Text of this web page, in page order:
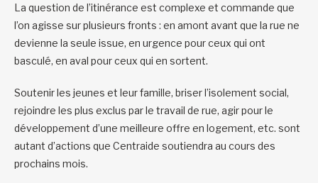
La question de l’itinérance est complexe et commande que
l’on agisse sur plusieurs fronts : en amont avant que la rue ne
devienne la seule issue, en urgence pour ceux qui ont
basculé, en aval pour ceux qui en sortent.
Soutenir les jeunes et leur famille, briser l’isolement social,
rejoindre les plus exclus par le travail de rue, agir pour le
développement d’une meilleure offre en logement, etc. sont
autant d’actions que Centraide soutiendra au cours des
prochains mois.